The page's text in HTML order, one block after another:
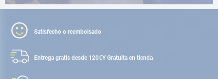
Satisfecho o reembolsado
Entrega gratis desde 120€Y Gratuita en tienda